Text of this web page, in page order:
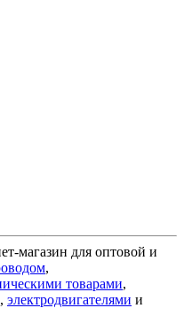
магазин для оптовой и
,
товарами,
, электродвигателями и